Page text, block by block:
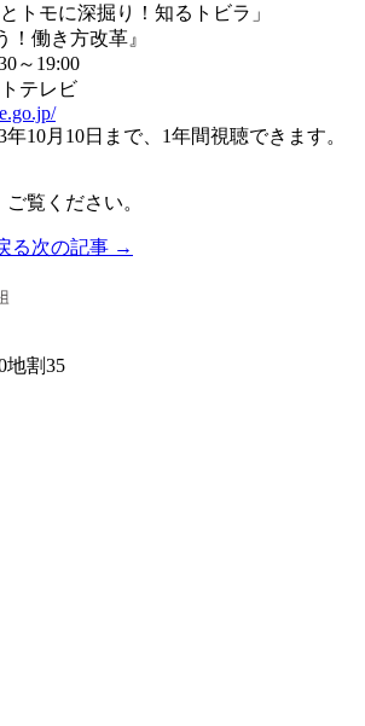
トモに深掘り！知るトビラ」
！働き方改革』
～19:00
テレビ
10月10日まで、1年間視聴できます。
覧ください。
る次の記事 →
地割35